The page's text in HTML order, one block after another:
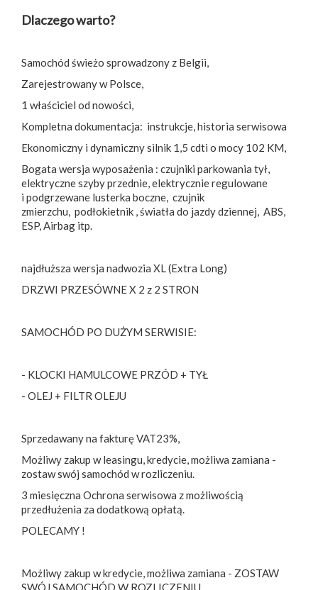
Dlaczego warto?
Samochód świeżo sprowadzony z Belgii,
Zarejestrowany w Polsce,
1 właściciel od nowości,
Kompletna dokumentacja: instrukcje, historia serwisowa
Ekonomiczny i dynamiczny silnik 1,5 cdti o mocy 102 KM,
Bogata wersja wyposażenia : czujniki parkowania tył,
elektryczne szyby przednie, elektrycznie regulowane
i podgrzewane lusterka boczne, czujnik
zmierzchu, podłokietnik , światła do jazdy dziennej, ABS,
ESP, Airbag itp.
najdłuższa wersja nadwozia XL (Extra Long)
DRZWI PRZESÓWNE X 2 z 2 STRON
SAMOCHÓD PO DUŻYM SERWISIE:
- KLOCKI HAMULCOWE PRZÓD + TYŁ
- OLEJ + FILTR OLEJU
Sprzedawany na fakturę VAT23%,
Możliwy zakup w leasingu, kredycie, możliwa zamiana -
zostaw swój samochód w rozliczeniu.
3 miesięczna Ochrona serwisowa z możliwością
przedłużenia za dodatkową opłatą.
POLECAMY !
Możliwy zakup w kredycie, możliwa zamiana - ZOSTAW
SWÓJ SAMOCHÓD W ROZLICZENIU